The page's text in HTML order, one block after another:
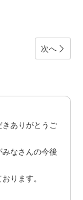
次へ
ありがとうご
なさんの今後
ります。